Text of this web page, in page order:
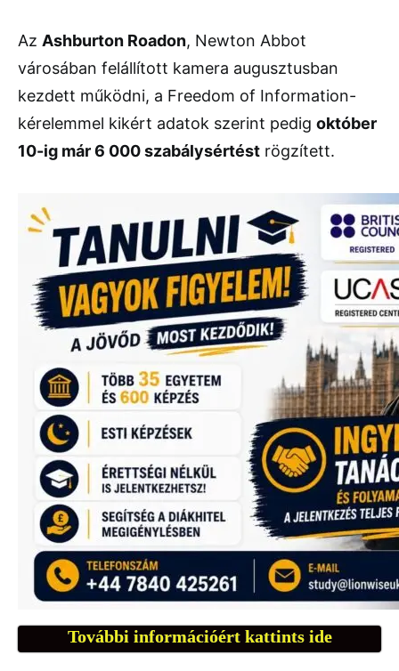
Az Ashburton Roadon, Newton Abbot
városában felállított kamera augusztusban
kezdett működni, a Freedom of Information-
kérelemmel kikért adatok szerint pedig október
10-ig már 6 000 szabálysértést rögzített.
További információért kattints ide